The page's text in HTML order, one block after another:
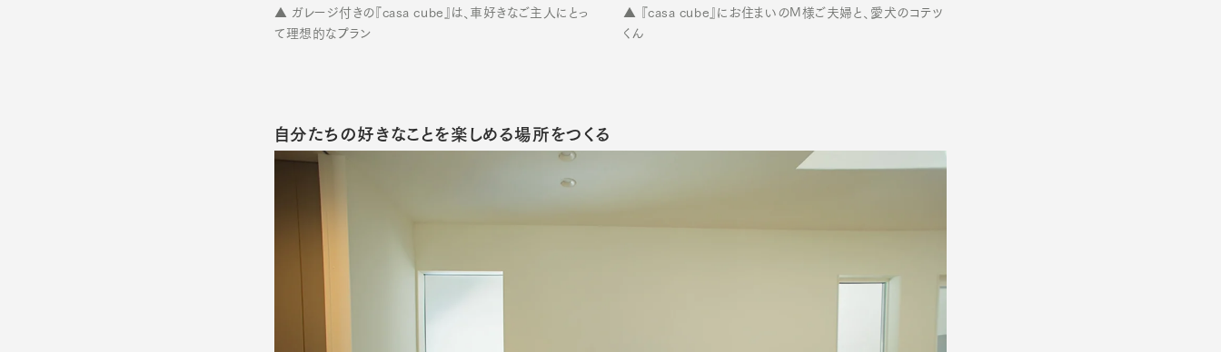
▲ ガレージ付きの『casa cube』は、車好きなご主人にとっ
て理想的なプラン
▲ 『casa cube』にお住まいのM様ご夫婦と、愛犬のコテツ
くん
自分たちの好きなことを楽しめる場所をつくる